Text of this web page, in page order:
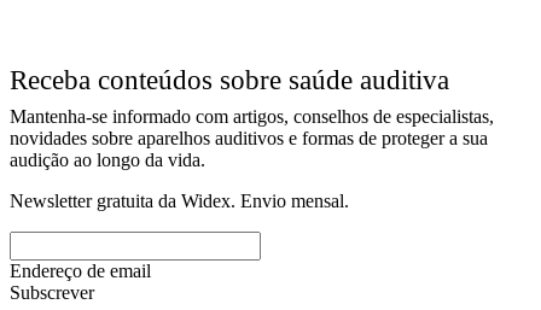
Receba conteúdos sobre saúde auditiva
Mantenha-se informado com artigos, conselhos de especialistas,
novidades sobre aparelhos auditivos e formas de proteger a sua
audição ao longo da vida.
Newsletter gratuita da Widex. Envio mensal.
Endereço de email
Subscrever